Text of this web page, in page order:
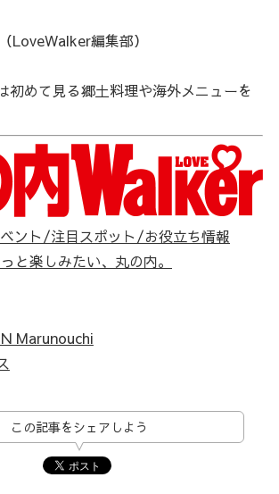
LoveWalker編集部）
初めて見る郷土料理や海外メニューを
ント/注目スポット/お役立ち情報
と楽しみたい、丸の内。
Marunouchi
この記事をシェアしよう